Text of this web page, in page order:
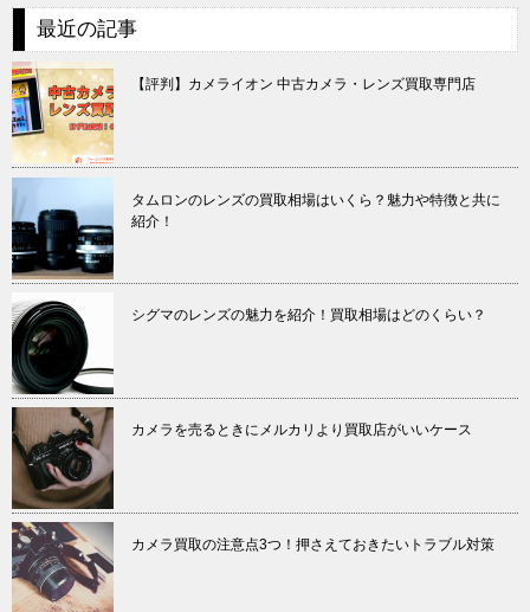
最近の記事
【評判】カメライオン 中古カメラ・レンズ買取専門店
タムロンのレンズの買取相場はいくら？魅力や特徴と共に
紹介！
シグマのレンズの魅力を紹介！買取相場はどのくらい？
カメラを売るときにメルカリより買取店がいいケース
カメラ買取の注意点3つ！押さえておきたいトラブル対策